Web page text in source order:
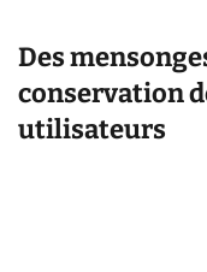
Des
conservation
utilisateurs